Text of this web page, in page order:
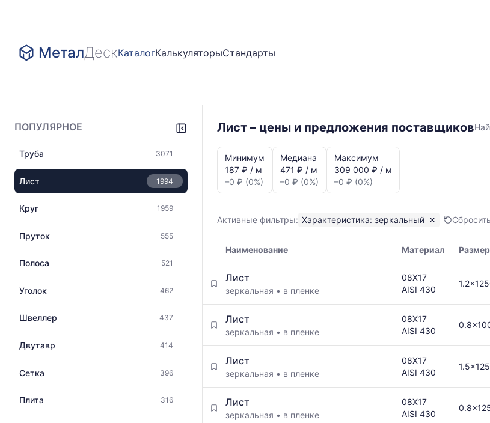
МеталДескКаталогКалькуляторыСтандарты
ПОПУЛЯРНОЕ
Труба 3071
Лист 1994
Круг 1959
Пруток 555
Полоса 521
Уголок 462
Швеллер 437
Двутавр 414
Сетка 396
Плита 316
Лист – цены и предложения поставщиков
динамика
цен:
Лист
Показаны
минимальная,
медианная
максимальная
цена
по
данным
листов
поставщиков
за
последний
месяц.
по
актуальным
Минимум
187 ₽ / м
–0 ₽ (0%)
Медиана
471 ₽ / м
–0 ₽ (0%)
Максимум
309 000 ₽ / м
–0 ₽ (0%)
Активные фильтры: Характеристика: зеркальный
цен
металлопрокат
указанием
поставщиков
по
запросу
Наименование Материал
Лист
зеркальная • в пленке
08Х17
AISI 430
Лист
зеркальная • в пленке
08Х17
AISI 430
Лист
зеркальная • в пленке
08Х17
AISI 430
Лист
зеркальная • в пленке
08Х17
AISI 430